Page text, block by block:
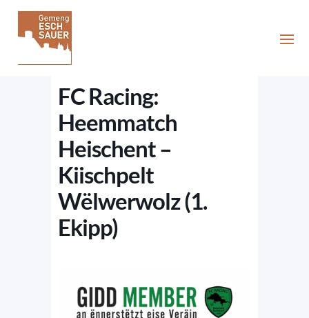
FC Racing:
Heemmatch
Heischent –
Kiischpelt
Wëlwerwolz (1.
Ekipp)